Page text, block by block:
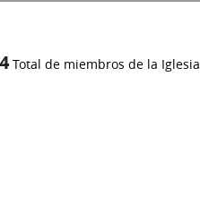
Total de miembros de la Iglesia